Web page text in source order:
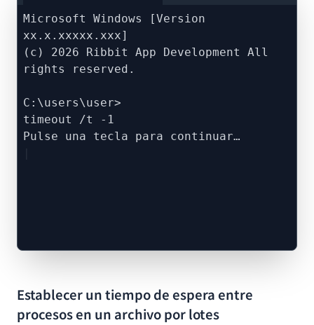
Microsoft Windows [Version
xx.x.xxxxx.xxx]
(c) 2026 Ribbit App Development All
rights reserved.
C:\users\user>
timeout /t -1
Pulse una tecla para continuar…
Establecer un tiempo de espera entre
procesos en un archivo por lotes